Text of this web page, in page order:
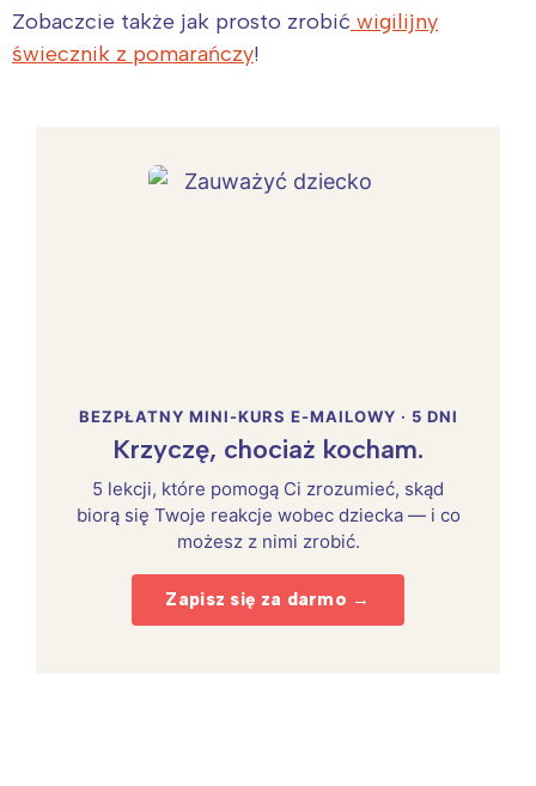
Zobaczcie także jak prosto zrobić wigilijny
świecznik z pomarańczy!
BEZPŁATNY MINI-KURS E-MAILOWY · 5 DNI
Krzyczę, chociaż kocham.
5 lekcji, które pomogą Ci zrozumieć, skąd
biorą się Twoje reakcje wobec dziecka — i co
możesz z nimi zrobić.
Zapisz się za darmo →